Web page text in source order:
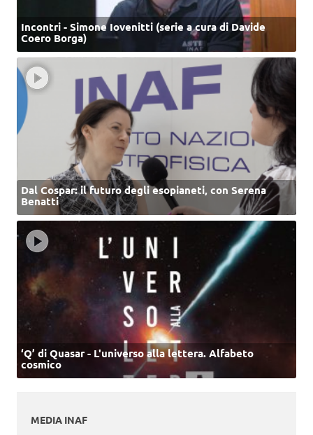
Incontri - Simone Iovenitti (serie a cura di Davide
Coero Borga)
Dal Cospar: il futuro degli esopianeti, con Serena
Benatti
‘Q’ di Quasar - L'universo alla lettera. Alfabeto
cosmico
MEDIA INAF